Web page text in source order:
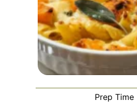
Prep Time